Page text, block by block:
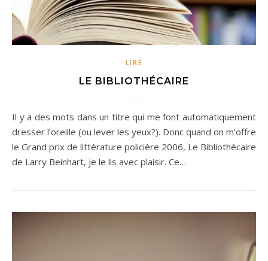
LIRE
LE BIBLIOTHÉCAIRE
Il y a des mots dans un titre qui me font automatiquement
dresser l’oreille (ou lever les yeux?). Donc quand on m’offre
le Grand prix de littérature policière 2006, Le Bibliothécaire
de Larry Beinhart, je le lis avec plaisir. Ce…